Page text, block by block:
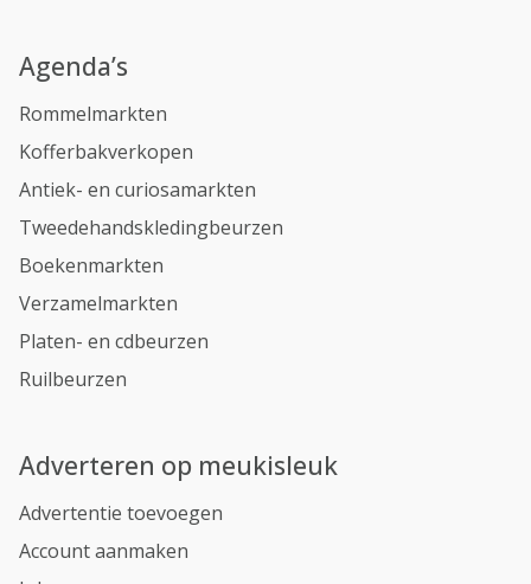
Agenda’s
Rommelmarkten
Kofferbakverkopen
Antiek- en curiosamarkten
Tweedehandskledingbeurzen
Boekenmarkten
Verzamelmarkten
Platen- en cdbeurzen
Ruilbeurzen
Adverteren op meukisleuk
Advertentie toevoegen
Account aanmaken